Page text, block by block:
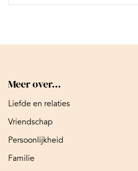
Meer over...
Liefde en relaties
Vriendschap
Persoonlijkheid
Familie